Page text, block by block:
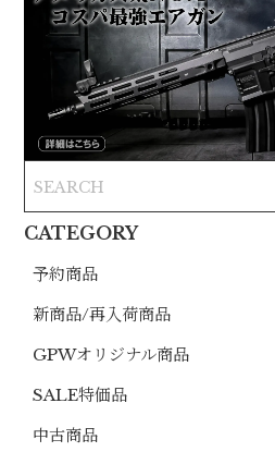
CATEGORY
予約商品
新商品/再入荷商品
GPWオリジナル商品
SALE特価品
中古商品